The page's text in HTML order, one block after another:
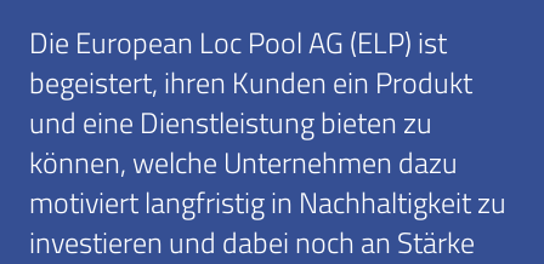
Die European Loc Pool AG (ELP) ist
begeistert, ihren Kunden ein Produkt
und eine Dienstleistung bieten zu
können, welche Unternehmen dazu
motiviert langfristig in Nachhaltigkeit zu
investieren und dabei noch an Stärke